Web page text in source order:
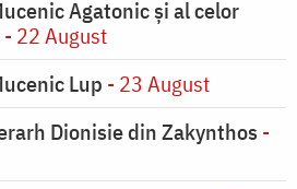
Agatonic şi al celor
- 22 August
Lup - 23 August
Dionisie din Zakynthos -